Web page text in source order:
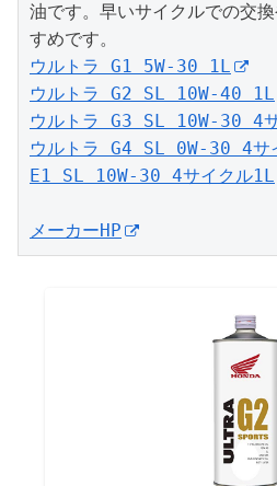
油です。早いサイクルでの交
ウルトラ G1 5W-30 1L
ウルトラ G2 SL 10W-40 1L
ウルトラ G3 SL 10W-30 4
ウルトラ G4 SL 0W-30 4サ
E1 SL 10W-30 4サイクル1L
メーカーHP